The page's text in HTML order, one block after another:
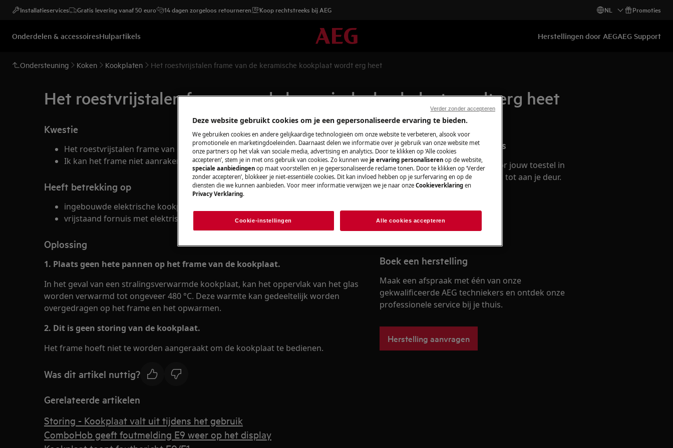
Installatieservices Gratis levering vanaf 50 euro 14 dagen zorgeloos retourneren Koop rechtstreeks bij AEG NL Promoties
Onderdelen & accessoiresHulpartikels Herstellingen door AEGAEG Support
Ondersteuning Koken Kookplaten Het roestvrijstalen frame van de keramische kookplaat wordt erg heet
Het roestvrijstalen frame van de keramische kookplaat wordt erg heet
Kwestie
Het roestvrijstalen frame van de elektrische kookplaat wordt erg heet
Ik kan het frame niet aanraken met mijn vingers
Heeft betrekking op
ingebouwde elektrische kookplaat
vrijstaand fornuis met elektrische kookplaat
Oplossing
1. Plaats geen hete pannen op het frame van de kookplaat.
In het geval van een stralingsverwarmde kookplaat, kan het oppervlak van het glas
worden verwarmd tot ongeveer 480 °C. Deze warmte kan gedeeltelijk worden
overgedragen op het frame en het opwarmen.
2. Dit is geen storing van de kookplaat.
Het frame hoeft niet te worden aangeraakt om de kookplaat te bedienen.
Was dit artikel nuttig?
Gerelateerde artikelen
Storing - Kookplaat valt uit tijdens het gebruik
ComboHob geeft foutmelding E9 weer op het display
Wisselstukken en accessoires
Vind originele wisselstukken voor jouw toestel in
onze webshop en laat ze leveren tot aan je deur.
Koop wisselstukken
Boek een herstelling
Maak een afspraak met één van onze
gekwalificeerde AEG techniekers en ontdek onze
professionele service bij je thuis.
Herstelling aanvragen
Deze website gebruikt cookies om je een gepersonaliseerde ervaring te bieden.
We gebruiken cookies en andere gelijkaardige technologieën om onze website te verbeteren, alsook voor
promotionele en marketingdoeleinden. Daarnaast delen we informatie over je gebruik van onze website met
onze partners op het vlak van sociale media, advertising en analytics. Door te klikken op ‘Alle cookies
accepteren’, stem je in met ons gebruik van cookies. Zo kunnen we je ervaring personaliseren op de website,
speciale aanbiedingen op maat voorstellen en je gepersonaliseerde reclame tonen. Door te klikken op ‘Verder
zonder accepteren’, blokkeer je niet-essentiële cookies. Dit kan invloed hebben op je surfervaring en op de
diensten die we kunnen aanbieden. Voor meer informatie verwijzen we je naar onze Cookieverklaring en
Privacy Verklaring.
Cookie-instellingen Alle cookies accepteren
Verder zonder accepteren